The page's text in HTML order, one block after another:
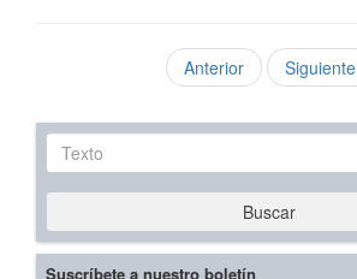
Anterior Siguiente
Texto
Buscar
Suscríbete a nuestro boletín